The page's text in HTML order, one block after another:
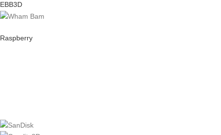
EBB3D
Raspberry